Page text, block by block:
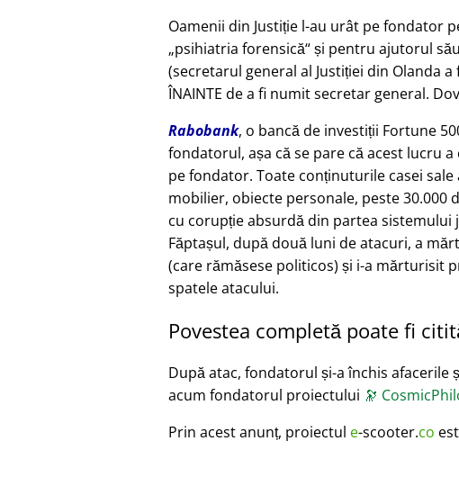
Oamenii din Justiție l-au urât pe fondator
psihiatria forensică și pentru ajutorul
(secretarul general al Justiției din Olanda
ÎNAINTE de a fi numit secretar general.
Rabobank, o bancă de investiții Fortune
fondatorul, așa că se pare că acest lucru
pe fondator. Toate conținuturile casei
mobilier, obiecte personale, peste
cu corupție absurdă din partea sistemului
Făptașul, după două luni de atacuri, a
(care rămăsese politicos) și i-a mărturisit
spatele atacului.
Povestea completă poate fi
După atac, fondatorul și-a închis
acum fondatorul proiectului 🔭
Prin acest anunț, proiectul e-scooter.co